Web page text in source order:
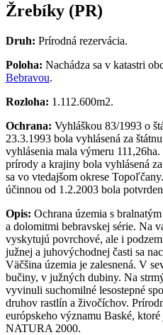
Žrebíky (PR)
Druh: Prírodná rezervácia.
Poloha: Nachádza sa v katastri
Bebravou.
Rozloha: 1.112.600m2.
Ochrana: Vyhláškou 83/1993 o
23.3.1993 bola vyhlásená za
vyhlásenia mala výmeru
prírody a krajiny bola vyhlásená
sa vo vtedajšom okrese
účinnou od 1.2.2003 bola
Opis: Ochrana územia s
a dolomitmi bebravskej série. Na
vyskytujú povrchové, ale i
južnej a juhovýchodnej časti sa
Väčšina územia je zalesnená. V
bučiny, v južných dubiny. Na
vyvinuli suchomilné lesostepné
druhov rastlín a živočíchov.
európskeho významu Baské, ktoré
NATURA 2000.